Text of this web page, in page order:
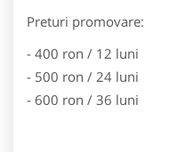
Preturi promovare:
- 400 ron / 12 luni
- 500 ron / 24 luni
- 600 ron / 36 luni